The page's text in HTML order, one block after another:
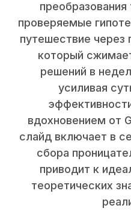
проверяемые
путешествие через
который
решений в
усиливая
вдохновением от
слайд включает в
сбора
приводит к
теоретических